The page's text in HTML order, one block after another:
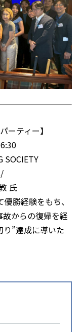
ーティー】
SOCIETY
氏
勝経験をもち、
故からの復帰を経
”達成に導いた